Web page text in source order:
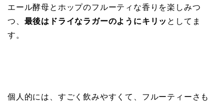
エール酵母とホップのフルーティな香りを楽しみつ
つ、 最後はドライなラガーのようにキリッ としてま
す。
個人的には、すごく飲みやすくて、フルーティーさも